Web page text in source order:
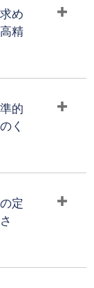
め
精
的
く
定